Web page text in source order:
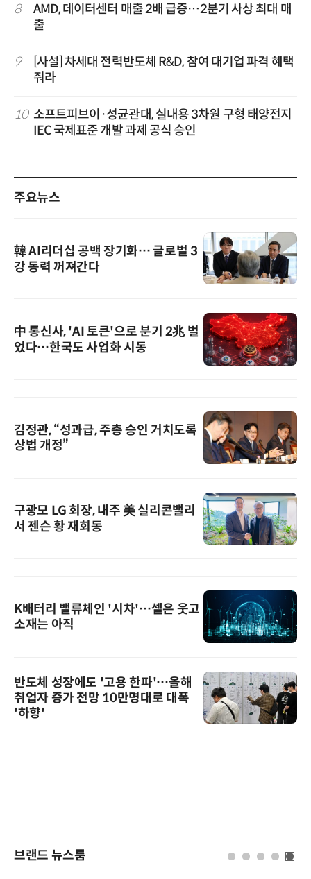
8
AMD, 데이터센터 매출 2배 급증…2분기 사상 최대 매
출
9
[사설] 차세대 전력반도체 R&D, 참여 대기업 파격 혜택
줘라
10 소프트피브이·성균관대, 실내용 3차원 구형 태양전지
IEC 국제표준 개발 과제 공식 승인
주요뉴스
韓 AI리더십 공백 장기화… 글로벌 3
강 동력 꺼져간다
中 통신사, 'AI 토큰'으로 분기 2兆 벌
었다…한국도 사업화 시동
김정관, “성과급, 주총 승인 거치도록
상법 개정”
구광모 LG 회장, 내주 美 실리콘밸리
서 젠슨 황 재회동
K배터리 밸류체인 '시차'…셀은 웃고
소재는 아직
반도체 성장에도 '고용 한파'…올해
취업자 증가 전망 10만명대로 대폭
'하향'
브랜드 뉴스룸